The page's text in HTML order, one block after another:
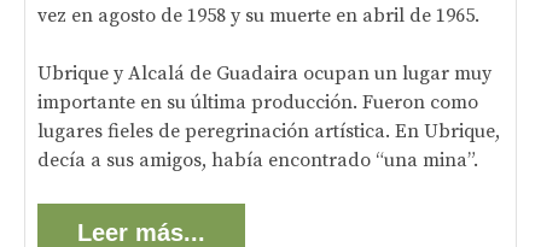
vez en agosto de 1958 y su muerte en abril de 1965.
Ubrique y Alcalá de Guadaira ocupan un lugar muy
importante en su última producción. Fueron como
lugares fieles de peregrinación artística. En Ubrique,
decía a sus amigos, había encontrado “una mina”.
Leer más...